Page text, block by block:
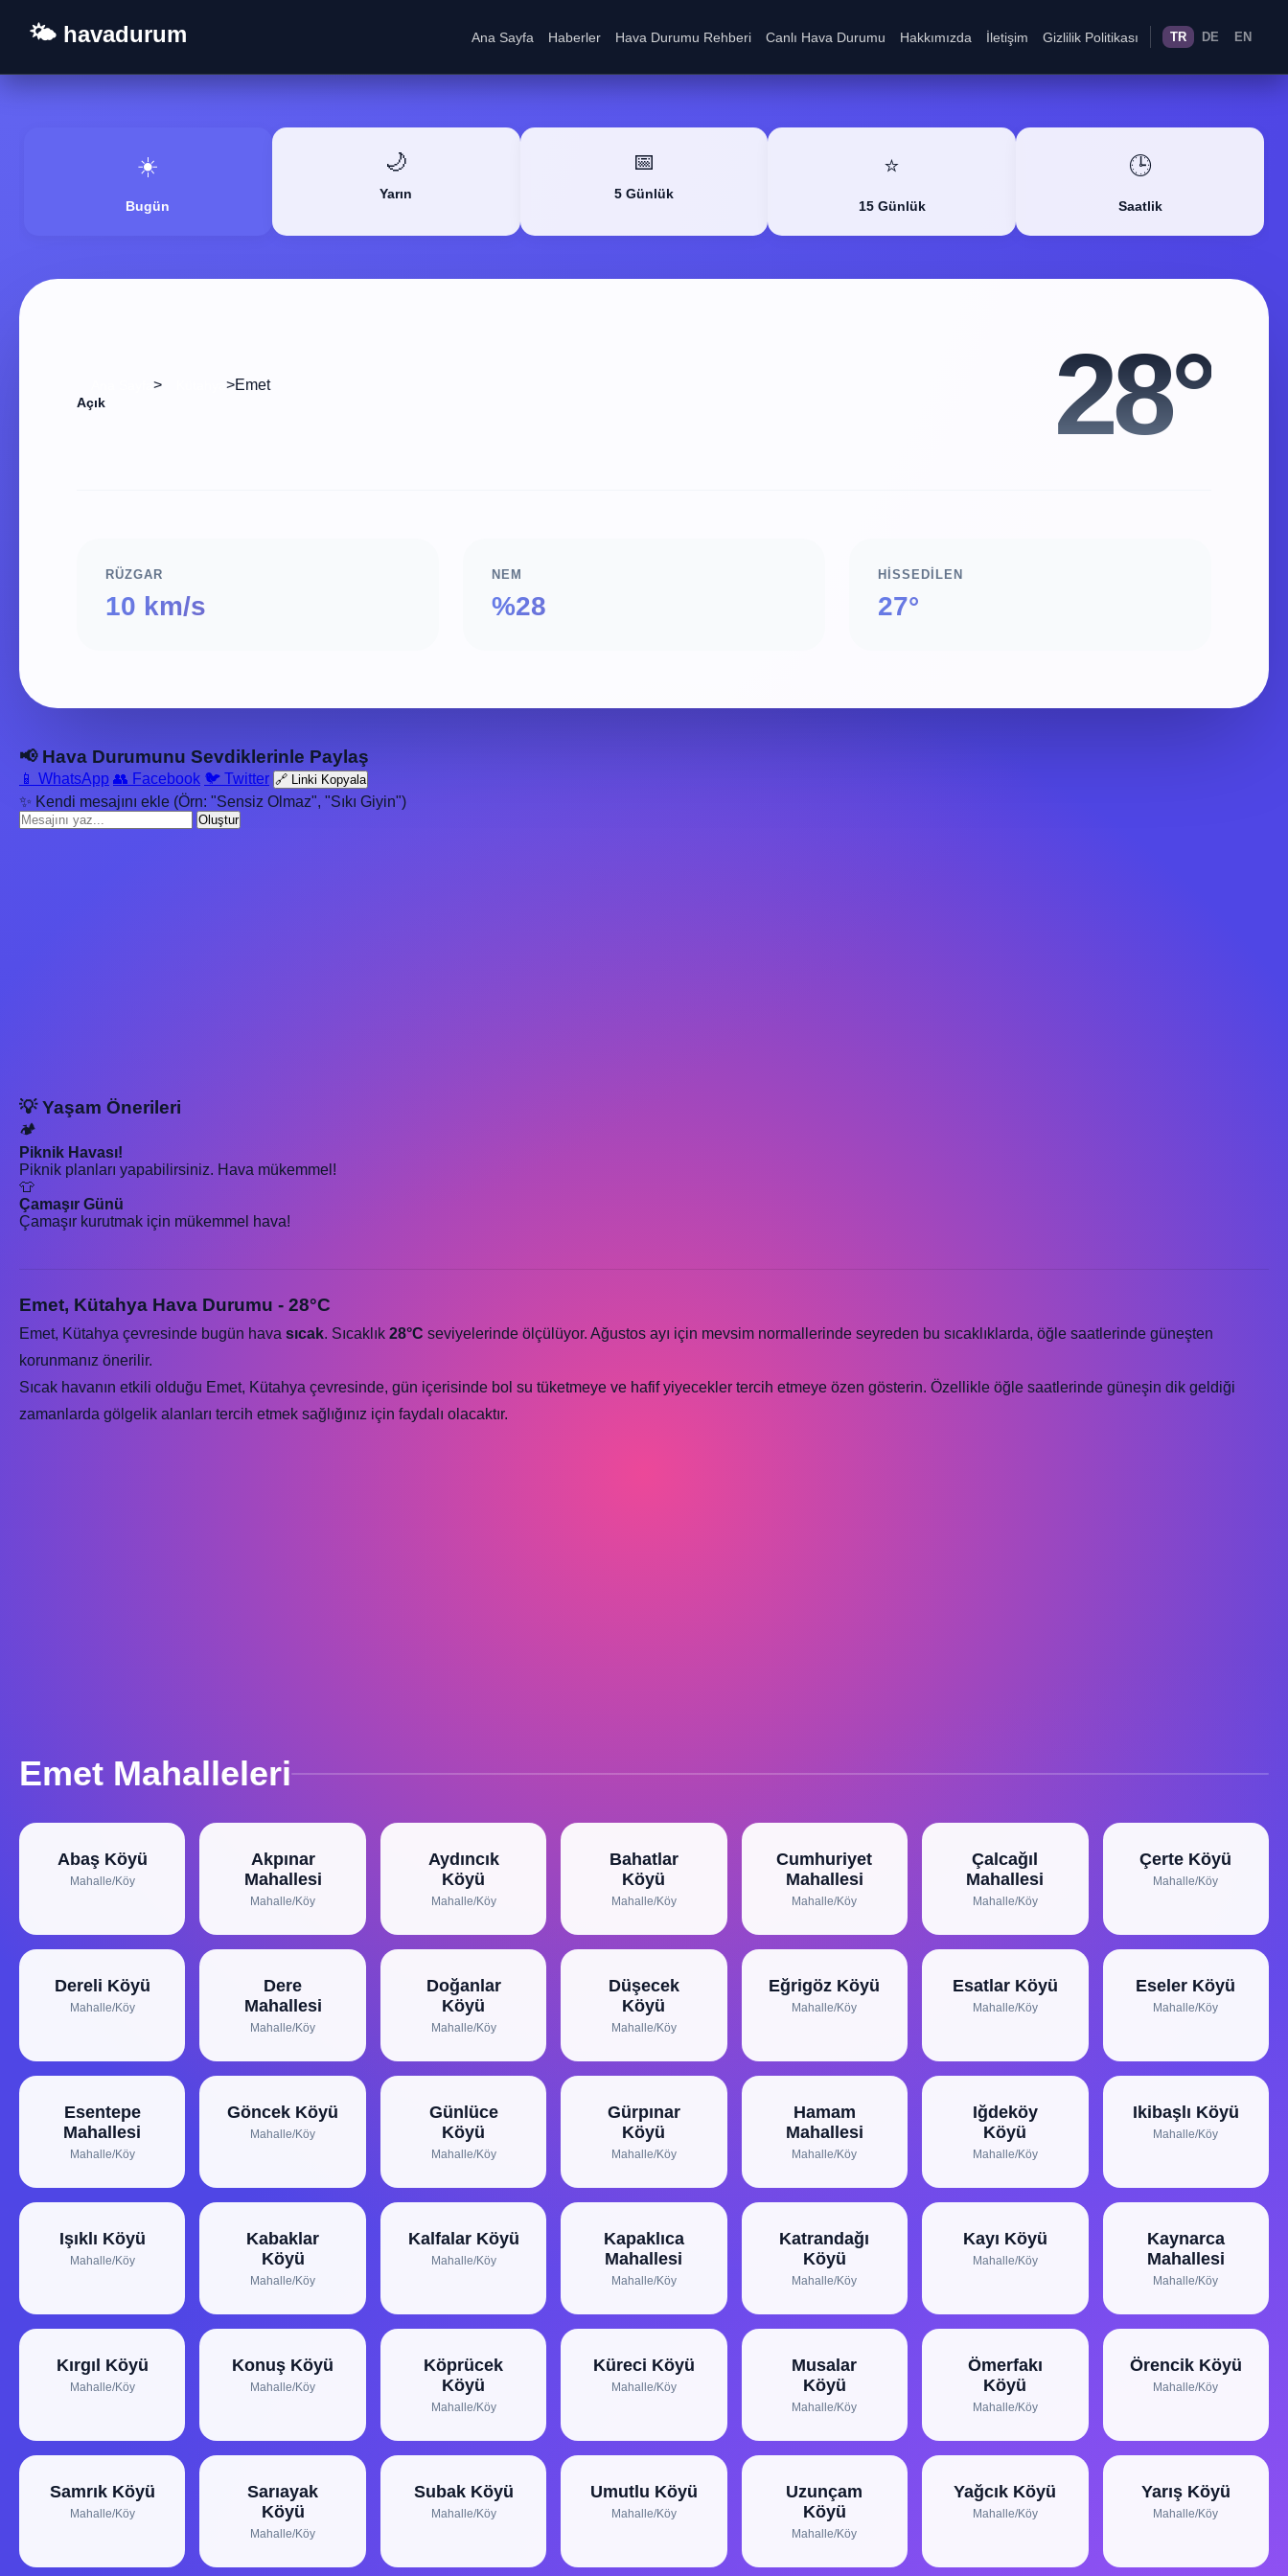
🌤️ havadurum Ana Sayfa Haberler Hava Durumu Rehberi Canlı Hava Durumu Hakkımızda İletişim Gizlilik Politikası TR DE EN
☀️
Bugün
🌙
Yarın
📅
5 Günlük
⭐
15 Günlük
🕒
Saatlik
> >Emet
Açık 28°
RÜZGAR
10 km/s
NEM
%28
HISSEDILEN
27°
📢 Hava Durumunu Sevdiklerinle Paylaş
📱 WhatsApp 👥 Facebook 🐦 Twitter 🔗 Linki Kopyala
✨ Kendi mesajını ekle (Örn: "Sensiz Olmaz", "Sıkı Giyin")
Oluştur
💡 Yaşam Önerileri
🏕️
Piknik Havası!
Piknik planları yapabilirsiniz. Hava mükemmel!
👕
Çamaşır Günü
Çamaşır kurutmak için mükemmel hava!
Emet, Kütahya Hava Durumu - 28°C
Emet, Kütahya çevresinde bugün hava sıcak. Sıcaklık 28°C seviyelerinde ölçülüyor. Ağustos ayı için mevsim normallerinde seyreden bu sıcaklıklarda, öğle saatlerinde güneşten
korunmanız önerilir.
Sıcak havanın etkili olduğu Emet, Kütahya çevresinde, gün içerisinde bol su tüketmeye ve hafif yiyecekler tercih etmeye özen gösterin. Özellikle öğle saatlerinde güneşin dik geldiği
zamanlarda gölgelik alanları tercih etmek sağlığınız için faydalı olacaktır.
Emet Mahalleleri
Abaş Köyü
Mahalle/Köy
Akpınar
Mahallesi
Mahalle/Köy
Aydıncık
Köyü
Mahalle/Köy
Bahatlar
Köyü
Mahalle/Köy
Cumhuriyet
Mahallesi
Mahalle/Köy
Çalcağıl
Mahallesi
Mahalle/Köy
Çerte Köyü
Mahalle/Köy
Dereli Köyü
Mahalle/Köy
Dere
Mahallesi
Mahalle/Köy
Doğanlar
Köyü
Mahalle/Köy
Düşecek
Köyü
Mahalle/Köy
Eğrigöz Köyü
Mahalle/Köy
Esatlar Köyü
Mahalle/Köy
Eseler Köyü
Mahalle/Köy
Esentepe
Mahallesi
Mahalle/Köy
Göncek Köyü
Mahalle/Köy
Günlüce
Köyü
Mahalle/Köy
Gürpınar
Köyü
Mahalle/Köy
Hamam
Mahallesi
Mahalle/Köy
Iğdeköy
Köyü
Mahalle/Köy
Ikibaşlı Köyü
Mahalle/Köy
Işıklı Köyü
Mahalle/Köy
Kabaklar
Köyü
Mahalle/Köy
Kalfalar Köyü
Mahalle/Köy
Kapaklıca
Mahallesi
Mahalle/Köy
Katrandağı
Köyü
Mahalle/Köy
Kayı Köyü
Mahalle/Köy
Kaynarca
Mahallesi
Mahalle/Köy
Kırgıl Köyü
Mahalle/Köy
Konuş Köyü
Mahalle/Köy
Köprücek
Köyü
Mahalle/Köy
Küreci Köyü
Mahalle/Köy
Musalar
Köyü
Mahalle/Köy
Ömerfakı
Köyü
Mahalle/Köy
Örencik Köyü
Mahalle/Köy
Samrık Köyü
Mahalle/Köy
Sarıayak
Köyü
Mahalle/Köy
Subak Köyü
Mahalle/Köy
Umutlu Köyü
Mahalle/Köy
Uzunçam
Köyü
Mahalle/Köy
Yağcık Köyü
Mahalle/Köy
Yarış Köyü
Mahalle/Köy